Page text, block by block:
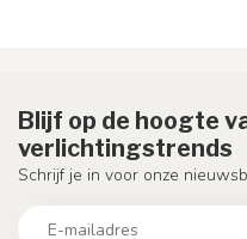
Blijf op de hoogte
verlichtingstrends
Schrijf je in voor onze